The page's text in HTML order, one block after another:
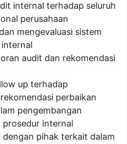
internal terhadap seluruh
perusahaan
mengevaluasi sistem
audit dan rekomendasi
up terhadap
perbaikan
pengembangan
prosedur internal
dengan pihak terkait dalam